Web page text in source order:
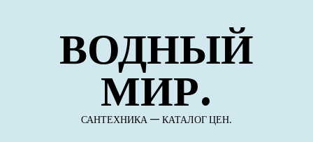
содержимомуВОДНЫЙ
МИР.
САНТЕХНИКА — КАТАЛОГ ЦЕН.